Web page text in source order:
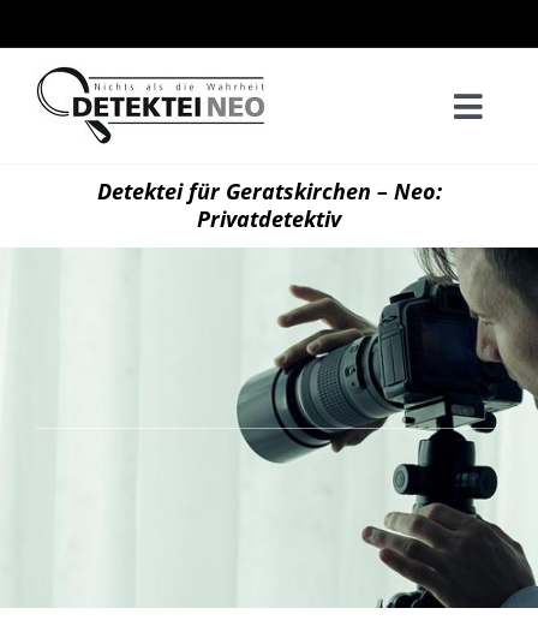
Inhalt
springen
Detektei für Geratskirchen – Neo:
Privatdetektiv